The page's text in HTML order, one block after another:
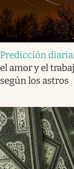
Predicción diaria.
el amor y el
según los astros